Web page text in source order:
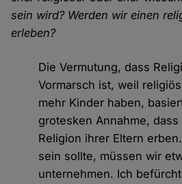
sein wird? Werden wir einen
erleben?
Die Vermutung, dass
Vormarsch ist, weil
mehr Kinder haben,
grotesken Annahme,
Religion ihrer Eltern
sein sollte, müssen wir
unternehmen. Ich